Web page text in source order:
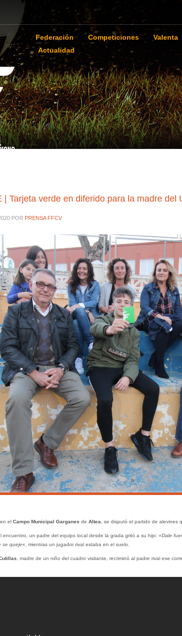
Federación Competiciones Valenta
Actualidad
| Tarjeta verde en diferido para la madre del
POR PRENSA FFCV
el Campo Municipal Garganes de Altea , se disputó el partido de alevines
encuentro, un padre del equipo local desde la grada gritó a su hijo: «Dale
se queje«, mientras un jugador rival estaba en el suelo.
, madre de un niño del cuadro visitante, recriminó al padre rival ese